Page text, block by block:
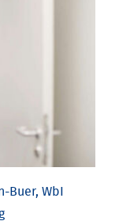
Buer, WbI